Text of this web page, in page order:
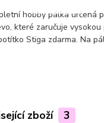
hobby pálka určená
které zaručuje
Stiga zdarma. Na
zboží 3